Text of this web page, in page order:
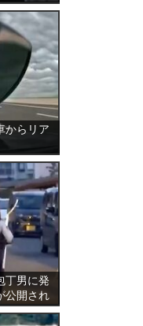
からリア
丁男に発
公開され